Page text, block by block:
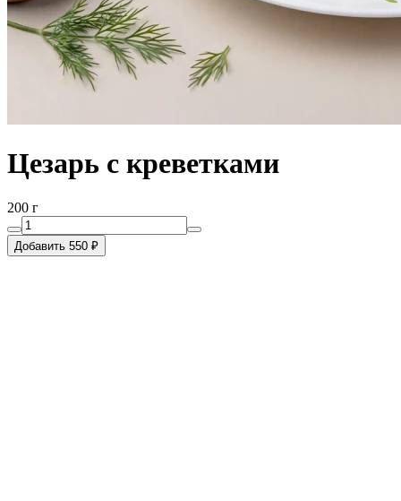
Цезарь с креветками
200 г
Добавить 550 ₽